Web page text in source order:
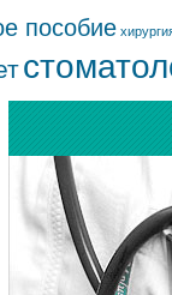
пособие